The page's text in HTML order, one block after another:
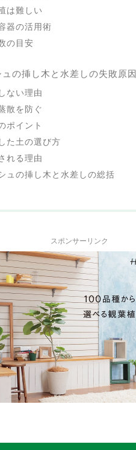
は難しい
器の活用術
の目安
の挿し木と水差しの失敗原因
ない理由
散を防ぐ
ポイント
た土の選び方
れる理由
ュの挿し木と水差しの総括
スポンサーリンク